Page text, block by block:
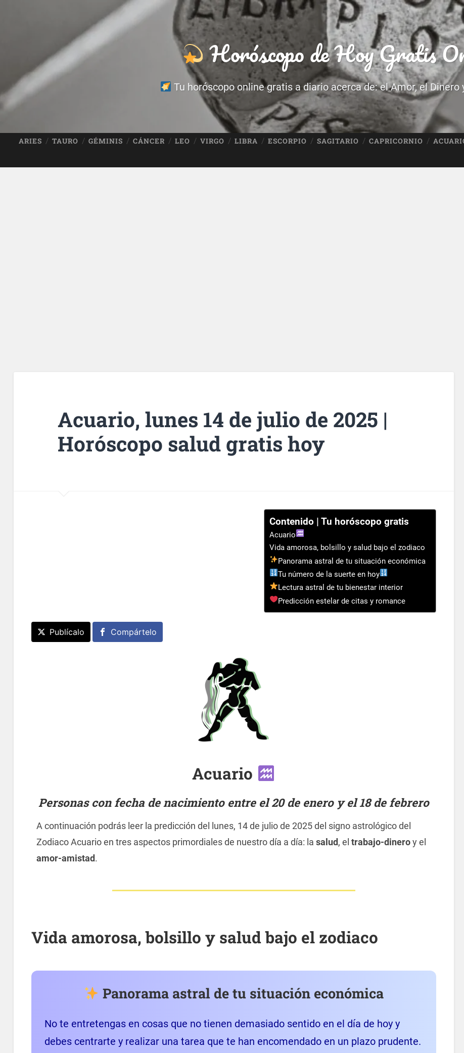
Horóscopo de Hoy Gratis
Tu horóscopo online gratis a diario acerca de: el Amor, el Dinero
ARIES TAURO GÉMINIS CÁNCER LEO VIRGO LIBRA ESCORPIO SAGITARIO CAPRICORNIO
Acuario, lunes 14 de julio de 2025 |
Horóscopo salud gratis hoy
Contenido | Tu horóscopo gratis
Acuario
Vida amorosa, bolsillo y salud bajo el zodiaco
Panorama astral de tu situación económica
Tu número de la suerte en hoy
Lectura astral de tu bienestar interior
Predicción estelar de citas y romance
Publícalo Compártelo
Acuario
Personas con fecha de nacimiento entre el 20 de enero y el 18 de febrero
A continuación podrás leer la predicción del lunes, 14 de julio de 2025 del signo astrológico del
Zodiaco Acuario en tres aspectos primordiales de nuestro día a día: la salud, el trabajo-dineroy el
amor-amistad.
Vida amorosa, bolsillo y salud bajo el zodiaco
Panorama astral de tu situación económica
No te entretengas en cosas que no tienen demasiado sentido en el día de hoy y
debes centrarte y realizar una tarea que te han encomendado en un plazo prudente.